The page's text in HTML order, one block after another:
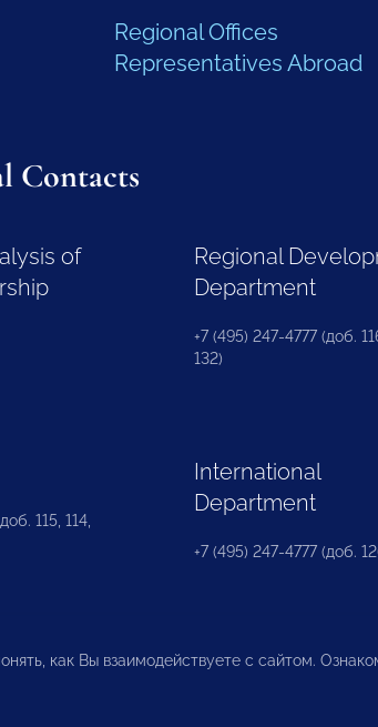
Regional Offices
Representatives Abroad
Contacts
of
Regional
Department
+7 (495) 247-4777 (доб.
132)
115, 114,
International
Department
+7 (495) 247-4777 (доб.
как Вы взаимодействуете с сайтом.